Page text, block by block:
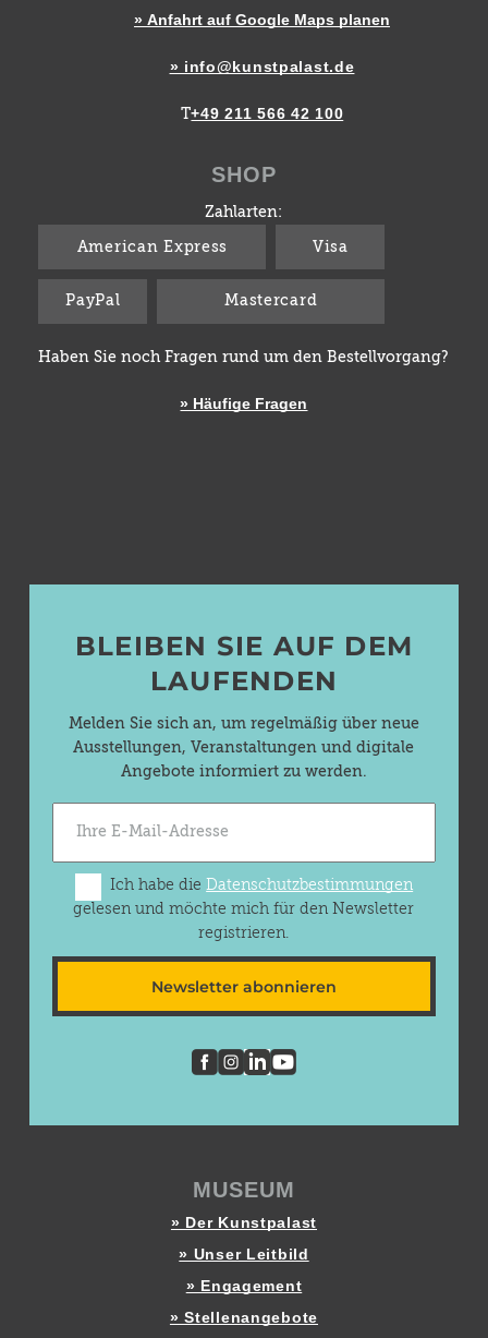
» Anfahrt auf Google Maps planen
» info@kunstpalast.de
T+49 211 566 42 100
SHOP
Zahlarten:
American Express Visa
PayPal Mastercard
Haben Sie noch Fragen rund um den Bestellvorgang?
» Häufige Fragen
BLEIBEN SIE AUF DEM
LAUFENDEN
Melden Sie sich an, um regelmäßig über neue
Ausstellungen, Veranstaltungen und digitale
Angebote informiert zu werden.
Ich habe dieDatenschutzbestimmungen
gelesen und möchte mich für den Newsletter
registrieren.
Newsletter abonnieren
MUSEUM
» Der Kunstpalast
» Unser Leitbild
» Engagement
» Stellenangebote